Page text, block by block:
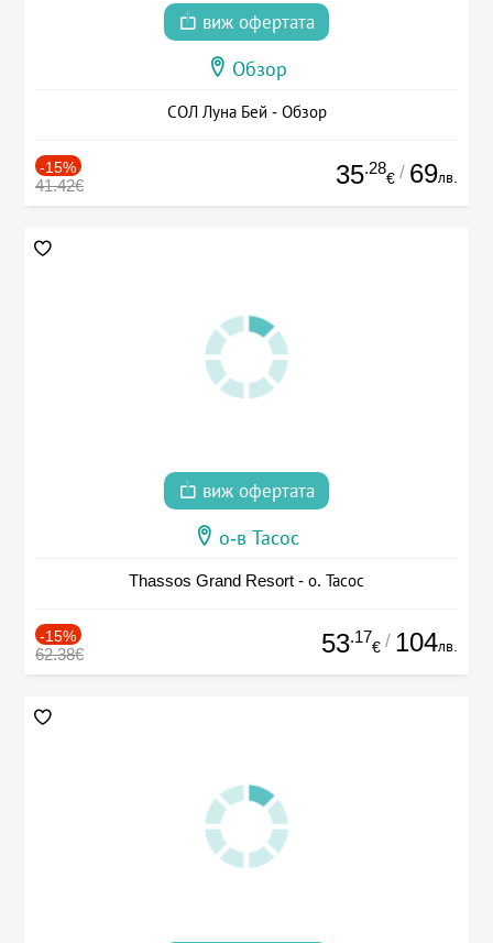
виж офертата
Обзор
СОЛ Луна Бей - Обзор
-15%
41.42€ 35.28
€ / 69лв.
виж офертата
о-в Тасос
Thassos Grand Resort - о. Тасос
-15%
62.38€ 53.17
€ / 104лв.